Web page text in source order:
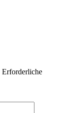
Erforderliche